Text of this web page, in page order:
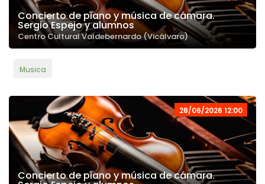
Concierto de piano y música de cámara.
Sergio Espejo y alumnos
Centro Cultural Valdebernardo (Vicálvaro)
Musica
28/06/2026 12:00
Concierto de piano y música de cámara.